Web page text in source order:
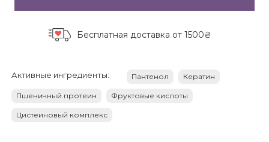
Бесплатная доставка от 1500₴
Активные ингредиенты: Пантенол Кератин
Пшеничный протеин Фруктовые кислоты
Цистеиновый комплекс